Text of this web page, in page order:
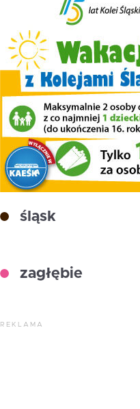
śląsk
zagłębie
REKLAMA